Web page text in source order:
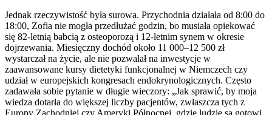
Jednak rzeczywistość była surowa. Przychodnia działała od 8:00 do
18:00, Zofia nie mogła przedłużać godzin, bo musiała opiekować
się 82-letnią babcią z osteoporozą i 12-letnim synem w okresie
dojrzewania. Miesięczny dochód około 11 000–12 500 zł
wystarczał na życie, ale nie pozwalał na inwestycje w
zaawansowane kursy dietetyki funkcjonalnej w Niemczech czy
udział w europejskich kongresach endokrynologicznych. Często
zadawała sobie pytanie w długie wieczory: „Jak sprawić, by moja
wiedza dotarła do większej liczby pacjentów, zwłaszcza tych z
Europy Zachodniej czy Ameryki Północnej, gdzie ludzie są gotowi